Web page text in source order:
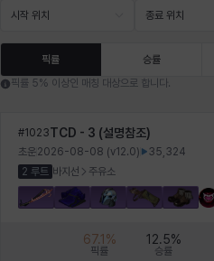
에스텔 에키온
윌리엄 유민
이슈트반 이안 일레븐
시작 위치 종료 위치
픽률 승률
픽률 5% 이상인 매칭 대상으로 합니다.
#1023TCD - 3 (설명참조)
초운2026-08-08 (v12.0)
35,324
2 루트 바지선 주유소
67.1 %
픽률
12.5%
승률